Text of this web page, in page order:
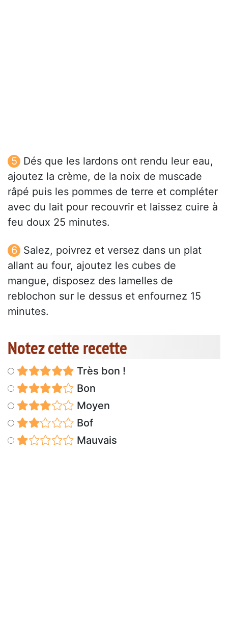
Dés que les lardons ont rendu leur eau,
ajoutez la crème, de la noix de muscade
râpé puis les pommes de terre et compléter
avec du lait pour recouvrir et laissez cuire à
feu doux 25 minutes.
Salez, poivrez et versez dans un plat
allant au four, ajoutez les cubes de
mangue, disposez des lamelles de
reblochon sur le dessus et enfournez 15
minutes.
Notez cette recette
Très bon !
Bon
Moyen
Bof
Mauvais